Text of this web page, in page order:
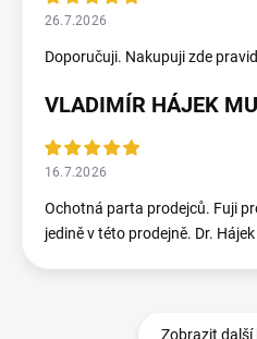
26.7.2026
Doporučuji. Nakupuji zde
VLADIMÍR HÁJEK
16.7.2026
Ochotná parta prodejců. Fuji
jedině v této prodejně. Dr. Hájek
Zobrazit další